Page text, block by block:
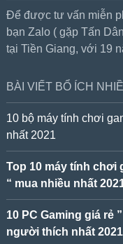
Để được tư vấn miễn
bạn Zalo ( gặp Tấn
tại Tiền Giang, với 19
BÀI VIẾT BỔ ÍCH
10 bộ máy tính chơi
nhất 2021
Top 10 máy tính chơi
“ mua nhiều nhất
10 PC Gaming giá rẻ
người thích nhất 2021